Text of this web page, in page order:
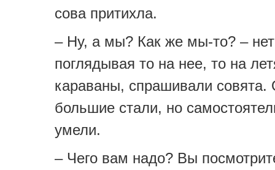
сова притихла.
– Ну, а мы? Как же мы-то? –
поглядывая то на нее, то на
караваны, спрашивали совята.
большие стали, но
умели.
– Чего вам надо? Вы